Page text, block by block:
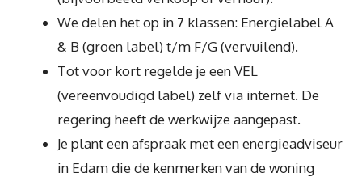
We delen het op in 7 klassen: Energielabel A
& B (groen label) t/m F/G (vervuilend).
Tot voor kort regelde je een VEL
(vereenvoudigd label) zelf via internet. De
regering heeft de werkwijze aangepast.
Je plant een afspraak met een energieadviseur
in Edam die de kenmerken van de woning